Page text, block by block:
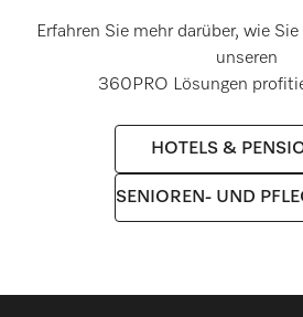
Erfahren Sie mehr darüber, wie
unseren
360PRO Lösungen
HOTELS &
SENIOREN- UND